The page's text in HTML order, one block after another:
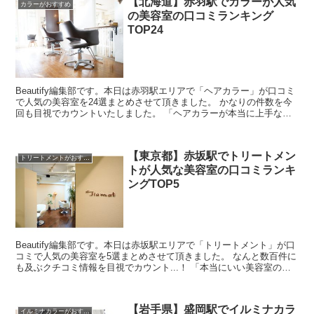
カラーがおすすめ
の美容室の口コミランキング
TOP24
Beautify編集部です。本日は赤羽駅エリアで「ヘアカラー」が口コミ
で人気の美容室を24選まとめさせて頂きました。 かなりの件数を今
回も目視でカウントいたしました。 「ヘアカラーが本当に上手な美
トリートメントがおすすめ
【東京都】赤坂駅でトリートメン
トが人気な美容室の口コミランキ
ングTOP5
Beautify編集部です。本日は赤坂駅エリアで「トリートメント」が口
コミで人気の美容室を5選まとめさせて頂きました。 なんと数百件に
も及ぶクチコミ情報を目視でカウント...！ 「本当にいい美容室の口
イルミナカラーがおすすめ 【岩手県】盛岡駅でイルミナカラ